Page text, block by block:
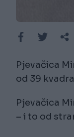
Pjevačica
od 39
Pjevačica
– i to od